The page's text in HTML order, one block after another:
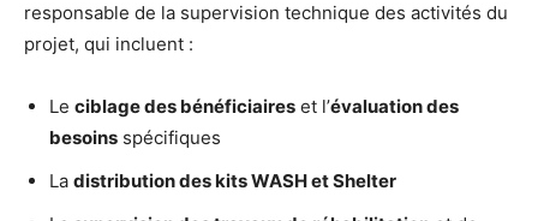
responsable de la supervision technique des activités du
projet, qui incluent :
Le ciblage des bénéficiaires et l’évaluation des
besoins spécifiques
La distribution des kits WASH et Shelter